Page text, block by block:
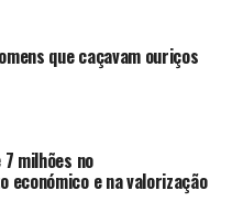
que caçavam ouriços
milhões no
económico e na valorização